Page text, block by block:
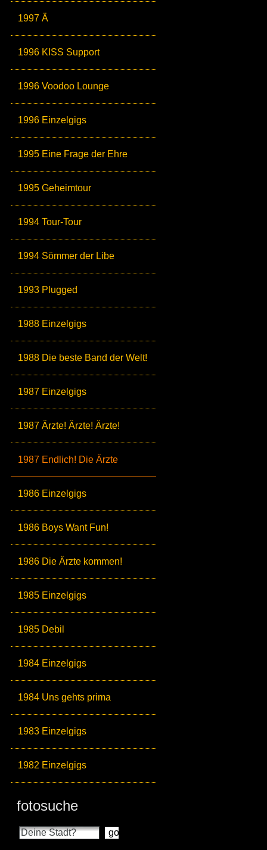
1997 Ä
1996 KISS Support
1996 Voodoo Lounge
1996 Einzelgigs
1995 Eine Frage der Ehre
1995 Geheimtour
1994 Tour-Tour
1994 Sömmer der Libe
1993 Plugged
1988 Einzelgigs
1988 Die beste Band der Welt!
1987 Einzelgigs
1987 Ärzte! Ärzte! Ärzte!
1987 Endlich! Die Ärzte
1986 Einzelgigs
1986 Boys Want Fun!
1986 Die Ärzte kommen!
1985 Einzelgigs
1985 Debil
1984 Einzelgigs
1984 Uns gehts prima
1983 Einzelgigs
1982 Einzelgigs
fotosuche